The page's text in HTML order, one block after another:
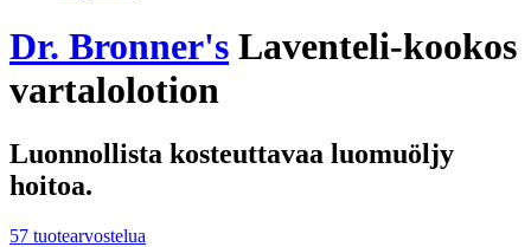
Dr. Bronner's Laventeli-kookos
vartalolotion
Luonnollista kosteuttavaa luomuöljy
hoitoa.
57 tuotearvostelua